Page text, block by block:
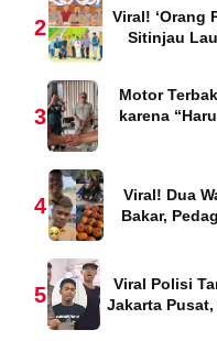
2
Viral! ‘Orang
Sitinjau
3
Motor
karena
4
Viral! Dua
Bakar,
5
Viral Polisi
Jakarta